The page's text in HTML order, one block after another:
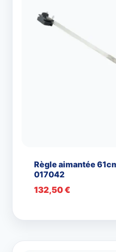
Règle aimantée
017042
132,50€